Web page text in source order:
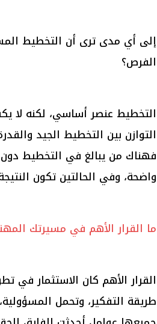
إلى أي مدى ترى أن التخطيط
الفرص؟
التخطيط عنصر أساسي، لكنه لا
التوازن بين التخطيط الجيد
فهناك من يبالغ في التخطيط دون
واضحة، وفي الحالتين تكون
ما القرار الأهم في مسيرتك
القرار الأهم كان الاستثمار في
طريقة التفكير، وتحمل